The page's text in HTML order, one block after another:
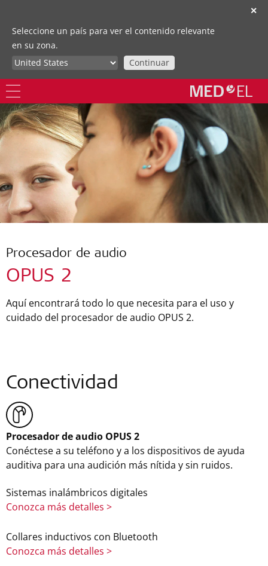
✕
Seleccione un país para ver el contenido relevante
en su zona.
Continuar
Procesador de audio
OPUS 2
Aquí encontrará todo lo que necesita para el uso y
cuidado del procesador de audio OPUS 2.
Conectividad
Procesador de audio OPUS 2
Conéctese a su teléfono y a los dispositivos de ayuda
auditiva para una audición más nítida y sin ruidos.
Sistemas inalámbricos digitales
Conozca más detalles >
Collares inductivos con Bluetooth
Conozca más detalles >